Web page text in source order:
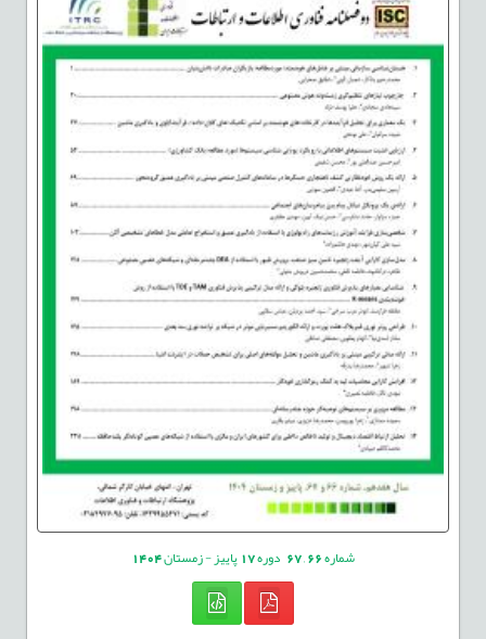
شماره66
,
67 دوره17پاییز - زمستان1404